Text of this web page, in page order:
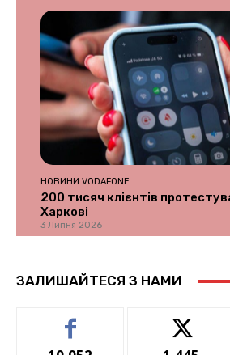
НОВИНИ VODAFONE
200 тисяч клієнтів
Харкові
3 Липня 2026
ЗАЛИШАЙТЕСЯ З НАМИ